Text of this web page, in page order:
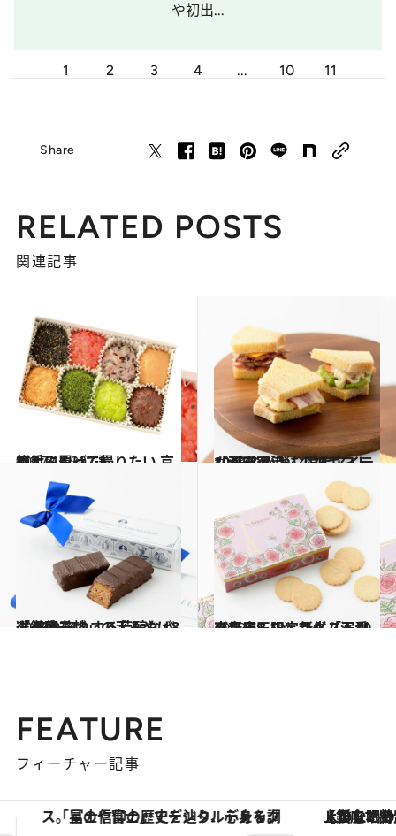
や初出...
1 2 3 4 ... 10 11
Share
RELATED POSTS
関連記事
2017.10.30
絶対に買って帰りたい 京都手みやげ7選
グルメ 2019.8.9
「羽田空港」の神ギフト10選 心が弾む限定アイテムが充実
グルメ
2019.12.15
「銀座三越」の手みやげ8選 惚れ惚れする芳醇なバター菓子
グルメ 2019.12.18
《二子玉川》新生「玉川髙島屋S･C」 マダム溺愛の新店＆限定品ベスト10
グルメ
FEATURE
フィーチャー記事
【銀座で出合う最旬美容】美髪ケアや上質な眠り…セルフケアのアップデートから、特別な名入れギフトまで。大人のための「ReFa GINZA」クルーズ